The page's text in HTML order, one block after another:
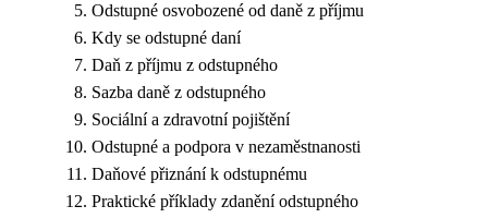
Odstupné osvobozené od daně z příjmu
Kdy se odstupné daní
Daň z příjmu z odstupného
Sazba daně z odstupného
Sociální a zdravotní pojištění
Odstupné a podpora v nezaměstnanosti
Daňové přiznání k odstupnému
Praktické příklady zdanění odstupného